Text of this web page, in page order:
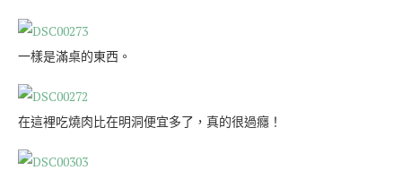
一樣是滿桌的東西。
在這裡吃燒肉比在明洞便宜多了，真的很過癮！